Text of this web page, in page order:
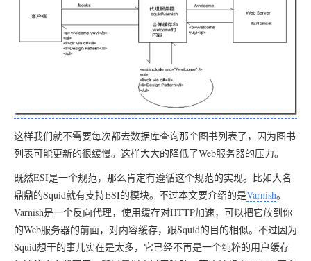
这样我们就不需要每次都去数据库查询那个图书列表了，因为图书
列表可能更新的很缓慢。这样大大的降低了Web服务器的压力。
既然ESI是一个规范，那么肯定有遵循这个规范的实现。比如大名
鼎鼎的Squid就有支持ESI的模块。不过本文要介绍的是Varnish。
Varnish是一个反向代理，使用缓存对HTTP加速，可以把它放到你
的Web服务器的前面，对内容缓存，跟Squid的目的相似。不过因为
Squid想干的事儿实在是太多，它已经不再是一个纯粹的用户缓存